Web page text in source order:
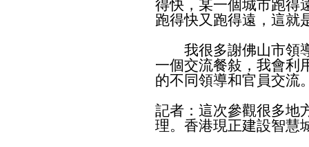
得快，某一個城市跑得
跑得快又跑得遠，這就
我很多謝佛山市領導
一個交流餐敍，我會利
的不同領導和官員交流
記者：這次參觀很多地
理。香港現正建設智慧